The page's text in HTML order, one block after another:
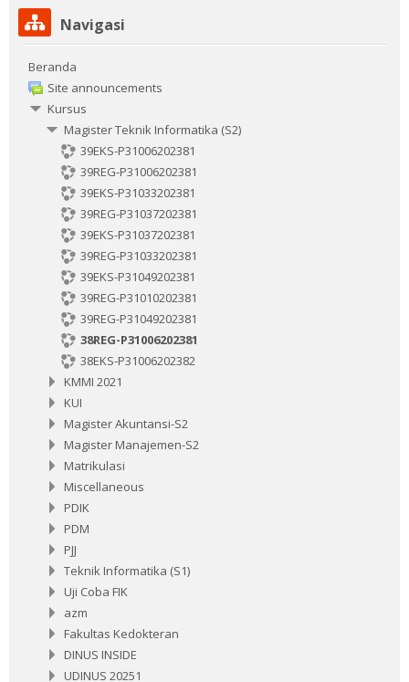
Abaikan Navigasi
Navigasi
Beranda
Site announcements
Kursus
Magister Teknik Informatika (S2)
39EKS-P31006202381
39REG-P31006202381
39EKS-P31033202381
39REG-P31037202381
39EKS-P31037202381
39REG-P31033202381
39EKS-P31049202381
39REG-P31010202381
39REG-P31049202381
38REG-P31006202381
38EKS-P31006202382
KMMI 2021
KUI
Magister Akuntansi-S2
Magister Manajemen-S2
Matrikulasi
Miscellaneous
PDIK
PDM
PJJ
Teknik Informatika (S1)
Uji Coba FIK
azm
Fakultas Kedokteran
DINUS INSIDE
UDINUS 20251